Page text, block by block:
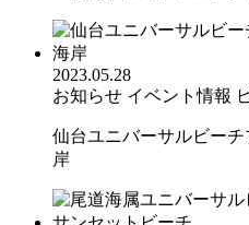
2023.05.28
お知らせ イベント情報
仙台ユニバーサルビー
岸